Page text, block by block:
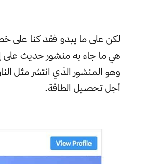
لكن على ما يبدو فقد كنا على
هي ما جاء به منشور حديث على
وهو المنشور الذي انتشر مثل
أجل تحصيل الطاقة.